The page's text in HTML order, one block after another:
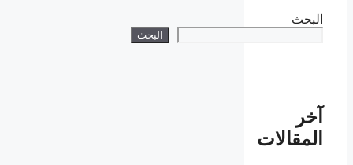
البحث
البحث
آخر
المقالات